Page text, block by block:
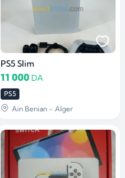
PS5 Slim
11 000 DA
PS5
Ain Benian - Alger